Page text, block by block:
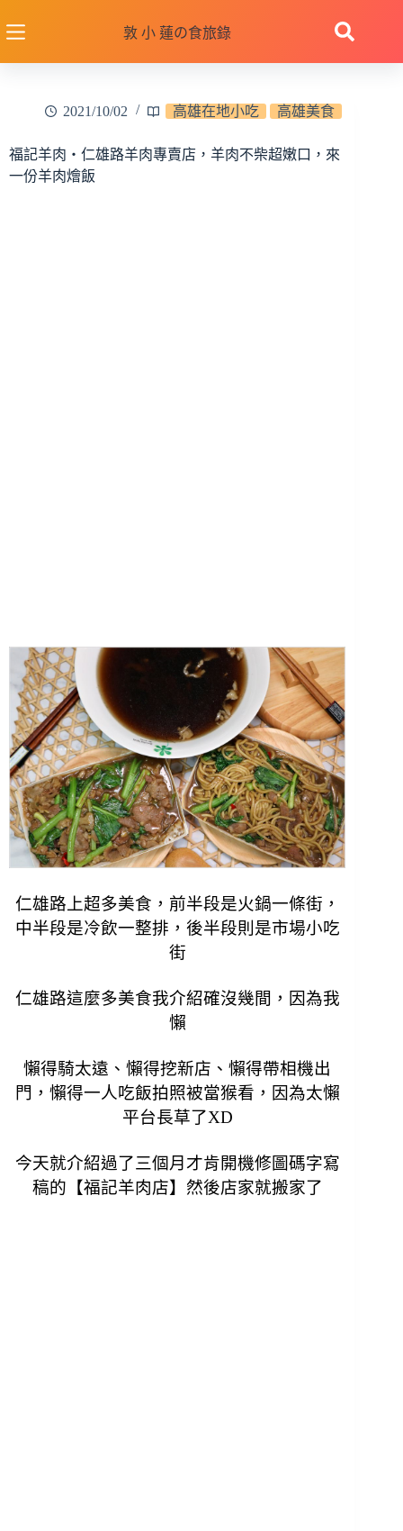
至
敦 小 蓮の食旅錄
2021/10/02 高雄在地小吃 高雄美食
福記羊肉‧仁雄路羊肉專賣店，羊肉不柴超嫩口，來
一份羊肉燴飯
仁雄路上超多美食，前半段是火鍋一條街，
中半段是冷飲一整排，後半段則是市場小吃
街
仁雄路這麼多美食我介紹確沒幾間，因為我
懶
懶得騎太遠、懶得挖新店、懶得帶相機出
門，懶得一人吃飯拍照被當猴看，因為太懶
平台長草了XD
今天就介紹過了三個月才肯開機修圖碼字寫
稿的【福記羊肉店】然後店家就搬家了